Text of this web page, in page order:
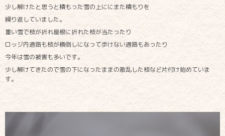
少し解けたと思うと積もった雪の上ににまた積もりを
繰り返していました。
重い雪で枝が折れ屋根に折れた枝が当たったり
ロッジ内通路も枝が横倒しになって歩けない通路もあったり
今年は雪の被害も多いです。
少し解けてきたので雪の下になったままの散乱した枝など片付け始めていま
す。